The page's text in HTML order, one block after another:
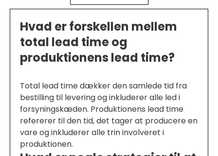
Hvad er forskellen mellem
total lead time og
produktionens lead time?
Total lead time dækker den samlede tid fra
bestilling til levering og inkluderer alle led i
forsyningskæden. Produktionens lead time
refererer til den tid, det tager at producere en
vare og inkluderer alle trin involveret i
produktionen.